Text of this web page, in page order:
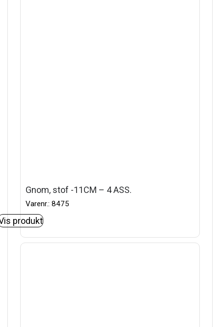
Gnom, stof -11CM – 4 ASS.
Varenr.: 8475
produkt